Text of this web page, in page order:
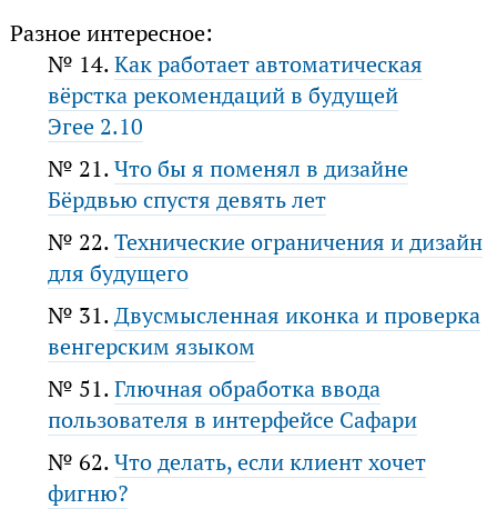
Разное интересное:
№ 14.Как работает автоматическая
вёрстка рекомендаций в будущей
Эгее 2.10
№ 21.Что бы я поменял в дизайне
Бёрдвью спустя девять лет
№ 22.Технические ограничения и дизайн
для будущего
№ 31.Двусмысленная иконка и проверка
венгерским языком
№ 51.Глючная обработка ввода
пользователя в интерфейсе Сафари
№ 62.Что делать, если клиент хочет
фигню?